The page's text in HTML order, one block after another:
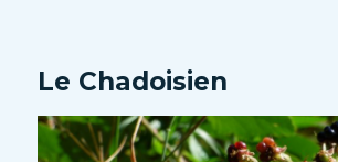
Le Chadoisien